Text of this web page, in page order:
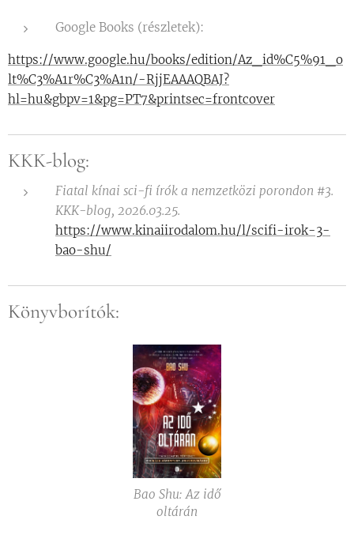
Google Books (részletek):
https://www.google.hu/books/edition/Az_id%C5%91_o
lt%C3%A1r%C3%A1n/-RjjEAAAQBAJ?
hl=hu&gbpv=1&pg=PT7&printsec=frontcover
KKK-blog:
Fiatal kínai sci-fi írók a nemzetközi porondon #3.
KKK-blog, 2026.03.25.
https://www.kinaiirodalom.hu/l/scifi-irok-3-
bao-shu/
Könyvborítók:
Bao Shu: Az idő
oltárán